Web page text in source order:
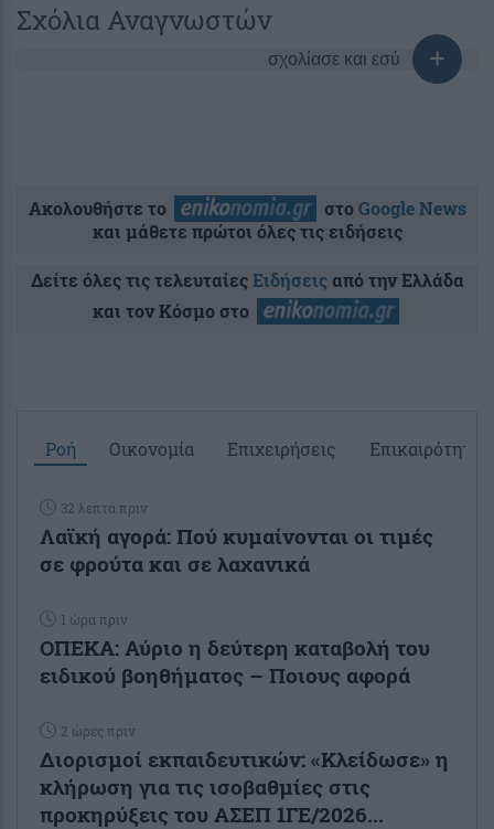
Σχόλια Αναγνωστών
σχολίασε και εσύ
Ακολουθήστε το στοGoogle News
και μάθετε πρώτοι όλες τις ειδήσεις
Δείτε όλες τις τελευταίεςΕιδήσειςαπό την Ελλάδα
και τον Κόσμο στο
Ροή Οικονομία Επιχειρήσεις Επικαιρότητα
32 λεπτά πριν
Λαϊκή αγορά: Πού κυμαίνονται οι τιμές
σε φρούτα και σε λαχανικά
1 ώρα πριν
ΟΠΕΚΑ: Αύριο η δεύτερη καταβολή του
ειδικού βοηθήματος – Ποιους αφορά
2 ώρες πριν
Διορισμοί εκπαιδευτικών: «Κλείδωσε» η
κλήρωση για τις ισοβαθμίες στις
προκηρύξεις του ΑΣΕΠ 1ΓΕ/2026...